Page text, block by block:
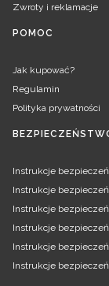
Zwroty i reklamacje
POMOC
Jak kupować?
Regulamin
Polityka prywatności
Instrukcje
Instrukcje
Instrukcje
Instrukcje
Instrukcje
Instrukcje